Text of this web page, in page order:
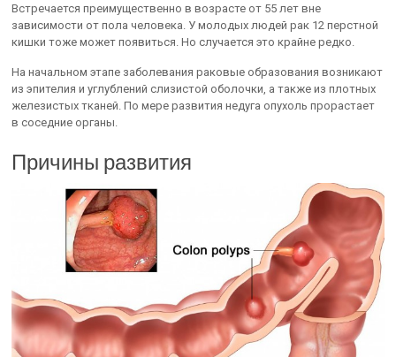
Встречается преимущественно в возрасте от 55 лет вне
зависимости от пола человека. У молодых людей рак 12 перстной
кишки тоже может появиться. Но случается это крайне редко.
На начальном этапе заболевания раковые образования возникают
из эпителия и углублений слизистой оболочки, а также из плотных
железистых тканей. По мере развития недуга опухоль прорастает
в соседние органы.
Причины развития